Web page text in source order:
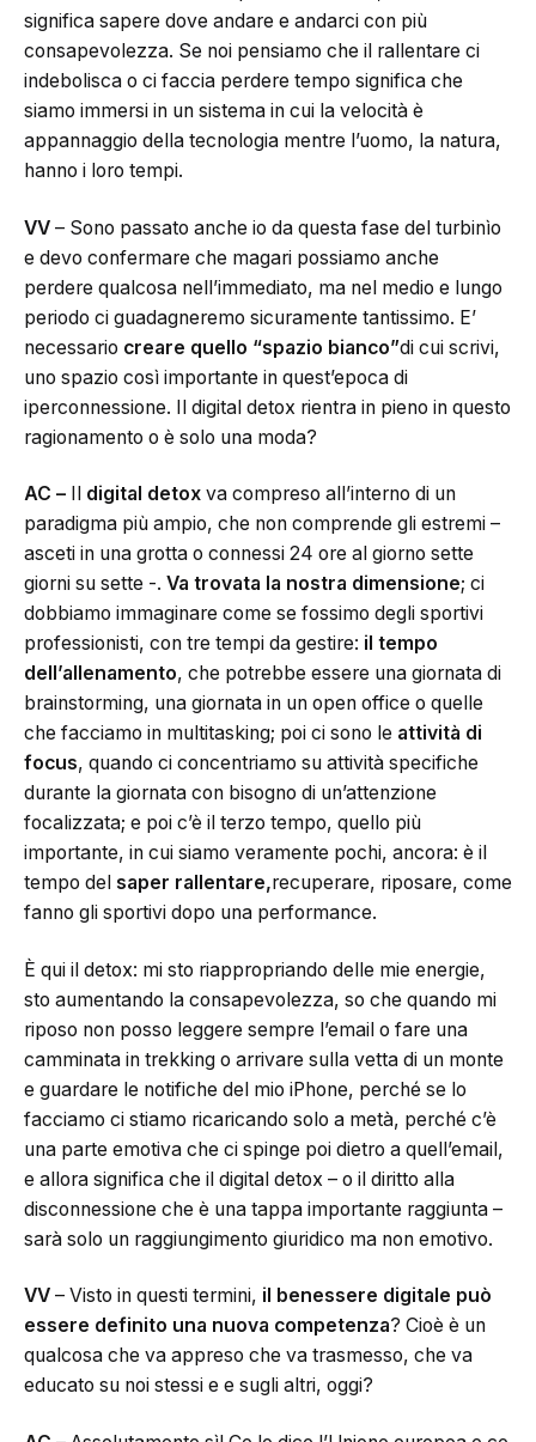
significa sapere dove andare e andarci con più
consapevolezza. Se noi pensiamo che il rallentare ci
indebolisca o ci faccia perdere tempo significa che
siamo immersi in un sistema in cui la velocità è
appannaggio della tecnologia mentre l’uomo, la natura,
hanno i loro tempi.
VV – Sono passato anche io da questa fase del turbinìo
e devo confermare che magari possiamo anche
perdere qualcosa nell’immediato, ma nel medio e lungo
periodo ci guadagneremo sicuramente tantissimo. E’
necessario creare quello “spazio bianco”di cui scrivi,
uno spazio così importante in quest’epoca di
iperconnessione. Il digital detox rientra in pieno in questo
ragionamento o è solo una moda?
AC – digital detox va compreso all’interno di un
paradigma più ampio, che non comprende gli estremi –
asceti in una grotta o connessi 24 ore al giorno sette
giorni su sette -. Va trovata la nostra dimensione; ci
dobbiamo immaginare come se fossimo degli sportivi
professionisti, con tre tempi da gestire: il tempo
dell’allenamento, che potrebbe essere una giornata di
brainstorming, una giornata in un open office o quelle
che facciamo in multitasking; poi ci sono le attività di
focus, quando ci concentriamo su attività specifiche
durante la giornata con bisogno di un’attenzione
focalizzata; e poi c’è il terzo tempo, quello più
importante, in cui siamo veramente pochi, ancora: è il
tempo del saper rallentare,recuperare, riposare, come
fanno gli sportivi dopo una performance.
È qui il detox: mi sto riappropriando delle mie energie,
sto aumentando la consapevolezza, so che quando mi
riposo non posso leggere sempre l’email o fare una
camminata in trekking o arrivare sulla vetta di un monte
e guardare le notifiche del mio iPhone, perché se lo
facciamo ci stiamo ricaricando solo a metà, perché c’è
una parte emotiva che ci spinge poi dietro a quell’email,
e allora significa che il digital detox – o il diritto alla
disconnessione che è una tappa importante raggiunta –
sarà solo un raggiungimento giuridico ma non emotivo.
VV – Visto in questi termini, il benessere digitale può
essere definito una nuova competenza? Cioè è un
qualcosa che va appreso che va trasmesso, che va
educato su noi stessi e e sugli altri, oggi?